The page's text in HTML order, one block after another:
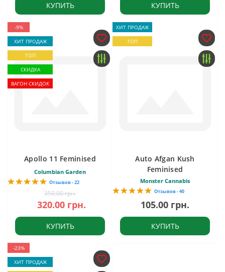
КУПИТЬ КУПИТЬ
-9%
ХИТ ПРОДАЖ
ТОП
СКИДКА
ВАГОН СКИДОК
Apollo 11 Feminised
Columbian Garden
Отзывов - 22
350.00 грн.
320.00 грн.
КУПИТЬ
ХИТ ПРОДАЖ
ТОП
Auto Afgan Kush
Feminised
Monster Cannabis
Отзывов - 40
105.00 грн.
КУПИТЬ
-23%
ХИТ ПРОДАЖ